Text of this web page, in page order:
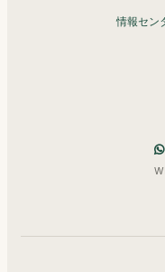
情報セン